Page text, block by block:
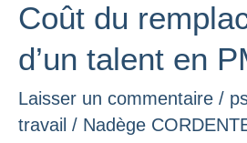
Coût du
d’un talent en
Laisser un commentaire /
travail / Nadège
Coût
remplacement
d’un
talent